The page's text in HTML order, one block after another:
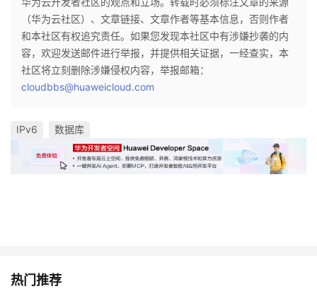
（华为云社区）、文章链接、文章作者等基本信息，否则作者
和本社区有权追究责任。如果您发现本社区中有涉嫌抄袭的内
容，欢迎发送邮件进行举报，并提供相关证据，一经查实，本
社区将立刻删除涉嫌侵权内容，举报邮箱：
cloudbbs@huaweicloud.com
IPv6 数据库
热门推荐